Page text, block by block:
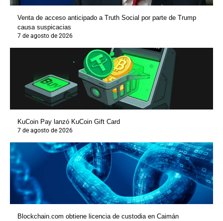
Venta de acceso anticipado a Truth Social por parte de Trump
causa suspicacias
7 de agosto de 2026
KuCoin Pay lanzó KuCoin Gift Card
7 de agosto de 2026
Blockchain.com obtiene licencia de custodia en Caimán